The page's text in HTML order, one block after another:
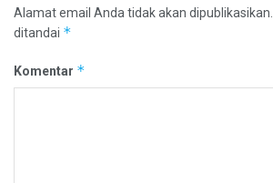
Alamat email Anda tidak akan dipublikasikan.
ditandai *
Komentar *